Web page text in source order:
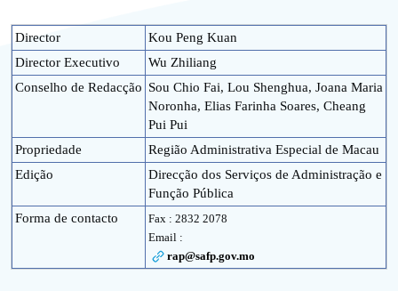
Director
Kou Peng Kuan
Director Executivo
Wu Zhiliang
Conselho de Redacção Sou Chio Fai, Lou Shenghua, Joana Maria
Noronha, Elias Farinha Soares, Cheang
Pui Pui
Propriedade
Região Administrativa Especial de Macau
Edição
Direcção dos Serviços de Administração e
Função Pública
Forma de contacto
Fax : 2832 2078
Email :
rap@safp.gov.mo